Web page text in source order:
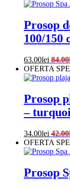
Prosop
100/150
63.00lei 84.00
OFERTA
Prosop
–
34.00lei 42.00
OFERTA
Prosop